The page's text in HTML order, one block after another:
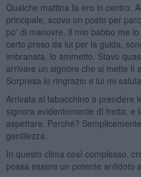
Qualche mattina fa ero in centro.
principale, scovo un posto per
po' di manovre. Il mio babbo me
certo preso da lui per la guida,
imbranata, lo ammetto. Stavo
arrivare un signore che si mette lì
Sorpresa lo ringrazio e lui mi
Arrivata al tabacchino a prendere
signora evidentemente di fretta, e
aspettare. Perché?
gentilezza.
In questo clima così complesso,
possa essere un potente antidoto